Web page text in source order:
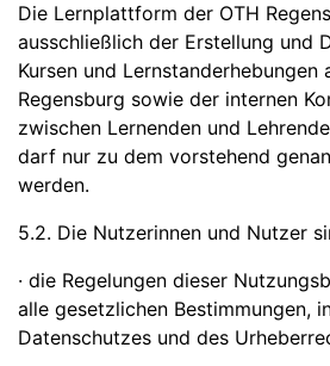
Die Lernplattform der OTH
ausschließlich der Erstellung und
Kursen und Lernstanderhebungen
Regensburg sowie der internen
zwischen Lernenden und
darf nur zu dem vorstehend
werden.
5.2. Die Nutzerinnen und Nutzer
· die Regelungen dieser
alle gesetzlichen Bestimmungen,
Datenschutzes und des